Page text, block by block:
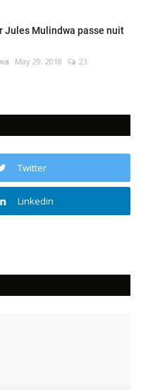
Jules Mulindwa passe nuit
May 29, 2018 23
Twitter
Linkedin